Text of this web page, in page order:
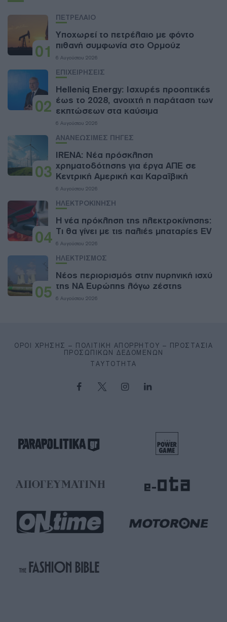
01
ΠΕΤΡΕΛΑΙΟ
Υποχωρεί το πετρέλαιο με φόντο
πιθανή συμφωνία στο Ορμούζ
6 Αυγούστου 2026
02
ΕΠΙΧΕΙΡΗΣΕΙΣ
Helleniq Energy: Ισχυρές προοπτικές
έως το 2028, ανοιχτή η παράταση των
εκπτώσεων στα καύσιμα
6 Αυγούστου 2026
03
ΑΝΑΝΕΩΣΙΜΕΣ ΠΗΓΕΣ
IRENA: Νέα πρόσκληση
χρηματοδότησης για έργα ΑΠΕ σε
Κεντρική Αμερική και Καραϊβική
6 Αυγούστου 2026
04
ΗΛΕΚΤΡΟΚΙΝΗΣΗ
Η νέα πρόκληση της ηλεκτροκίνησης:
Τι θα γίνει με τις παλιές μπαταρίες EV
6 Αυγούστου 2026
05
ΗΛΕΚΤΡΙΣΜΟΣ
Νέος περιορισμός στην πυρηνική ισχύ
της ΝΑ Ευρώπης λόγω ζέστης
6 Αυγούστου 2026
ΌΡΟΙ ΧΡΉΣΗΣ – ΠΟΛΙΤΙΚΉ ΑΠΟΡΡΉΤΟΥ – ΠΡΟΣΤΑΣΊΑ
ΠΡΟΣΩΠΙΚΏΝ ΔΕΔΟΜΈΝΩΝ
ΤΑΥΤΌΤΗΤΑ